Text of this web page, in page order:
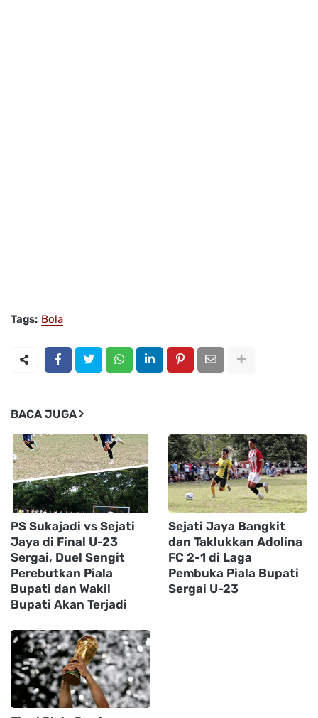
Tags: Bola
BACA JUGA
PS Sukajadi vs Sejati
Jaya di Final U-23
Sergai, Duel Sengit
Perebutkan Piala
Bupati dan Wakil
Bupati Akan Terjadi
Sejati Jaya Bangkit
dan Taklukkan Adolina
FC 2-1 di Laga
Pembuka Piala Bupati
Sergai U-23